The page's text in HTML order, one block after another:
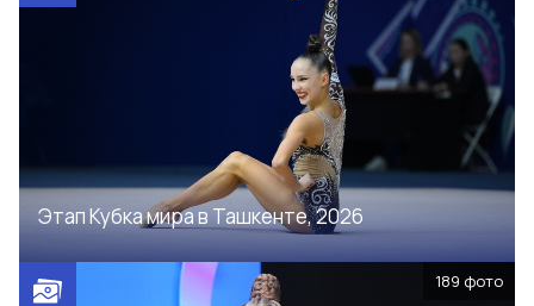
Этап Кубка мира в Ташкенте, 2026
189 фото